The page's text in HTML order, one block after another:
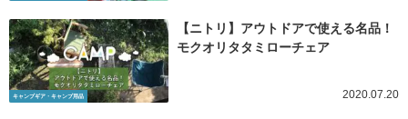
キャンプギア・キャンプ用品
【ニトリ】アウトドアで使える名品！
モクオリタタミローチェア
2020.07.20